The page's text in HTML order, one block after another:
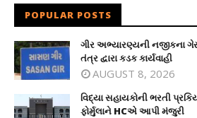
POPULAR POSTS
ગીર અભ્યારણ્યની નજીકના
તંત્ર દ્વારા કડક કાર્યવાહી
AUGUST 8, 2026
વિદ્યા સહાયકોની ભરતી
ફોર્મુલાને HCએ આપી મંજુરી